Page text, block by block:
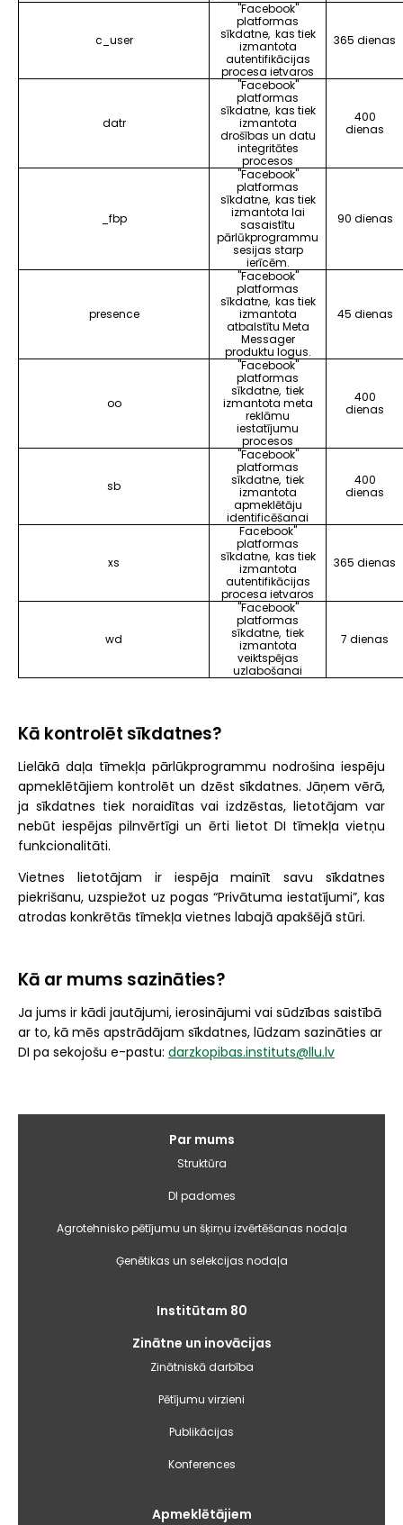
c_user
"Facebook"
platformas
sīkdatne, kas tiek
izmantota
autentifikācijas
procesa ietvaros
365 dienas
datr
"Facebook"
platformas
sīkdatne, kas tiek
izmantota
drošības un datu
integritātes
procesos
400
dienas
_fbp
"Facebook"
platformas
sīkdatne, kas tiek
izmantota lai
sasaistītu
pārlūkprogrammu
sesijas starp
ierīcēm.
90 dienas
presence
"Facebook"
platformas
sīkdatne, kas tiek
izmantota
atbalstītu Meta
Messager
produktu logus.
45 dienas
oo
"Facebook"
platformas
sīkdatne, tiek
izmantota meta
reklāmu
iestatījumu
procesos
400
dienas
sb
"Facebook"
platformas
sīkdatne, tiek
izmantota
apmeklētāju
identificēšanai
400
dienas
xs
Facebook"
platformas
sīkdatne, kas tiek
izmantota
autentifikācijas
procesa ietvaros
365 dienas
wd
"Facebook"
platformas
sīkdatne, tiek
izmantota
veiktspējas
uzlabošanai
7 dienas
Kā kontrolēt sīkdatnes?
Lielākā daļa tīmekļa pārlūkprogrammu nodrošina iespēju
apmeklētājiem kontrolēt un dzēst sīkdatnes. Jāņem vērā,
ja sīkdatnes tiek noraidītas vai izdzēstas, lietotājam var
nebūt iespējas pilnvērtīgi un ērti lietot DI tīmekļa vietņu
funkcionalitāti.
Vietnes lietotājam ir iespēja mainīt savu sīkdatnes
piekrišanu, uzspiežot uz pogas “Privātuma iestatījumi”, kas
atrodas konkrētās tīmekļa vietnes labajā apakšējā stūri.
Kā ar mums sazināties?
Ja jums ir kādi jautājumi, ierosinājumi vai sūdzības saistībā
ar to, kā mēs apstrādājam sīkdatnes, lūdzam sazināties ar
DI pa sekojošu e-pastu: darzkopibas.instituts@llu.lv
Par mums
Struktūra
DI padomes
Agrotehnisko pētījumu un šķirņu izvērtēšanas nodaļa
Ģenētikas un selekcijas nodaļa
Institūtam 80
Zinātne un inovācijas
Zinātniskā darbība
Pētījumu virzieni
Publikācijas
Konferences
Apmeklētājiem